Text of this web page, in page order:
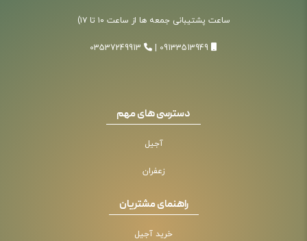
ساعت پشتیبانی جمعه ها از ساعت ۱۰ تا ۱۷)
09133513949
03537249913
دسترسی های مهم
آجیل
زعفران
راهنمای مشتریان
خرید آجیل